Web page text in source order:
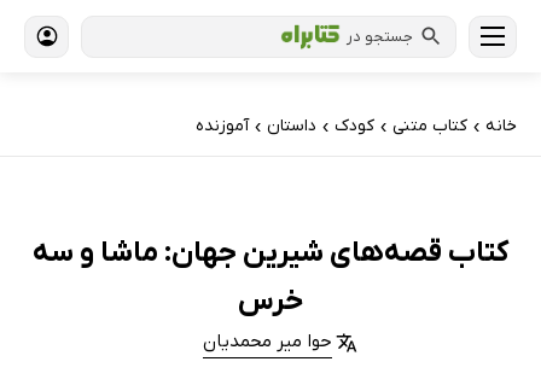
جستجو در
خانه › کتاب‌ متنی › کودک › داستان › آموزنده
کتاب قصه‌های شیرین جهان: ماشا و سه
خرس
حوا میر محمدیان